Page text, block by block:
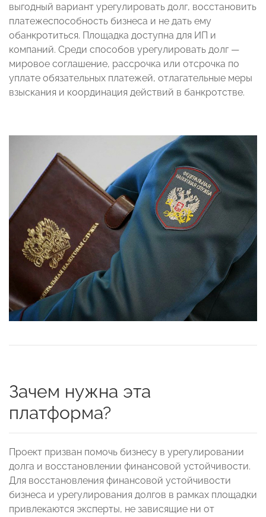
выгодный вариант урегулировать долг, восстановить
платежеспособность бизнеса и не дать ему
обанкротиться. Площадка доступна для ИП и
компаний. Среди способов урегулировать долг —
мировое соглашение, рассрочка или отсрочка по
уплате обязательных платежей, отлагательные меры
взыскания и координация действий в банкротстве.
Зачем нужна эта
платформа?
Проект призван помочь бизнесу в урегулировании
долга и восстановлении финансовой устойчивости.
Для восстановления финансовой устойчивости
бизнеса и урегулирования долгов в рамках площадки
привлекаются эксперты, не зависящие ни от